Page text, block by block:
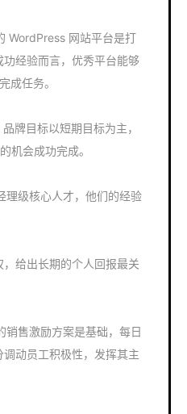
WordPress 网站平台是打
经验而言，优秀平台能够
成任务。
牌目标以短期目标为主，
机会成功完成。
理级核心人才，他们的经验
给出长期的个人回报最关
销售激励方案是基础，每日
动员工积极性，发挥其主